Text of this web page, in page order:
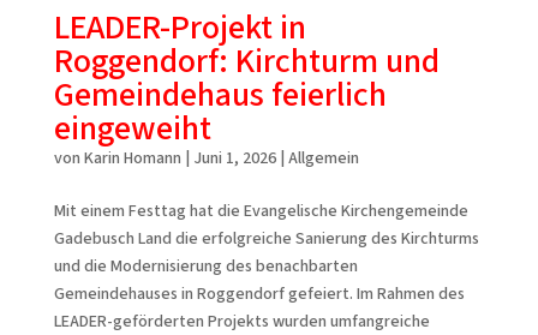
LEADER-Projekt in
Roggendorf: Kirchturm und
Gemeindehaus feierlich
eingeweiht
von Karin Homann | Juni 1, 2026| Allgemein
Mit einem Festtag hat die Evangelische Kirchengemeinde
Gadebusch Land die erfolgreiche Sanierung des Kirchturms
und die Modernisierung des benachbarten
Gemeindehauses in Roggendorf gefeiert. Im Rahmen des
LEADER-geförderten Projekts wurden umfangreiche